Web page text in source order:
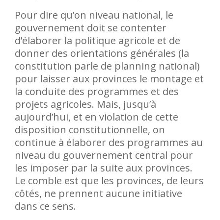
Pour dire qu’on niveau national, le
gouvernement doit se contenter
d’élaborer la politique agricole et de
donner des orientations générales (la
constitution parle de planning national)
pour laisser aux provinces le montage et
la conduite des programmes et des
projets agricoles. Mais, jusqu’à
aujourd’hui, et en violation de cette
disposition constitutionnelle, on
continue à élaborer des programmes au
niveau du gouvernement central pour
les imposer par la suite aux provinces.
Le comble est que les provinces, de leurs
côtés, ne prennent aucune initiative
dans ce sens.